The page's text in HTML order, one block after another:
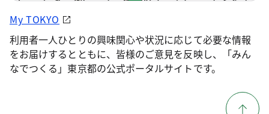
My TOKYO
利用者一人ひとりの興味関心や状況に応じて必要な情報
をお届けするとともに、皆様のご意見を反映し、「みん
なでつくる」東京都の公式ポータルサイトです。